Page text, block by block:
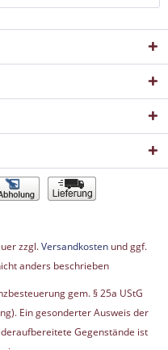
zzgl.Versandkosten und ggf.
anders beschrieben
gem. § 25a UStG
Ein gesonderter Ausweis der
Gegenstände ist